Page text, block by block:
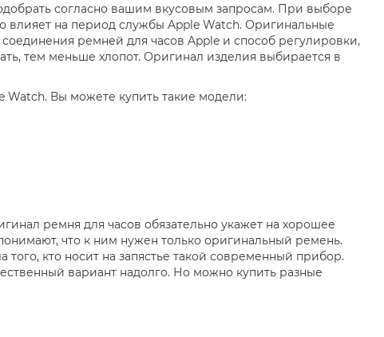
согласно вашим вкусовым запросам. При выборе
влияет на период службы Apple Watch. Оригинальные
ремней для часов Apple и способ регулировки,
тем меньше хлопот. Оригинал изделия выбирается в
Вы можете купить такие модели:
ремня для часов обязательно укажет на хорошее
что к ним нужен только оригинальный ремень.
кто носит на запястье такой современный прибор.
вариант надолго. Но можно купить разные